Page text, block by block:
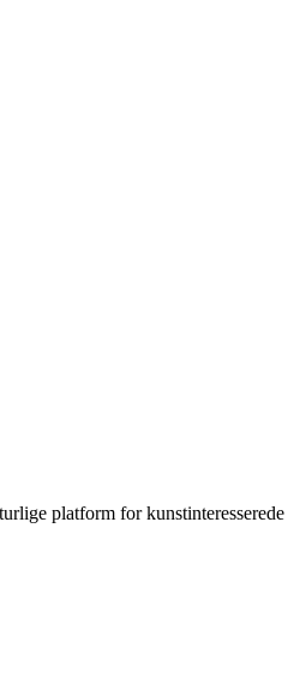
platform for kunstinteresserede